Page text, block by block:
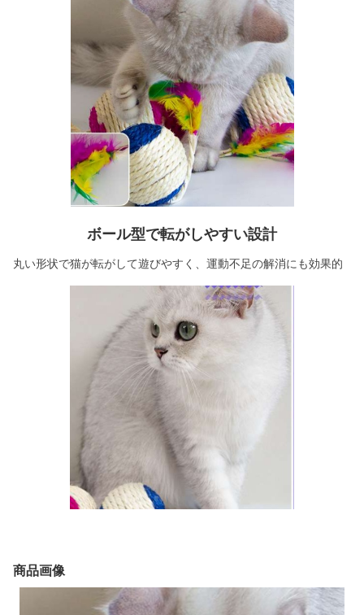
ボール型で転がしやすい設計
丸い形状で猫が転がして遊びやすく、運動不足の解消にも効果的
商品画像